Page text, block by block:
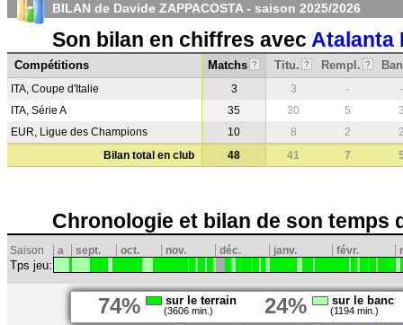
BILAN de Davide ZAPPACOSTA - saison 2025/2026
Son bilan en chiffres avec Atalanta
Compétitions Matchs ? Titu. ? Rempl. ?
ITA, Coupe d'Italie 3 3 -
-
ITA, Série A
35 30 5
EUR, Ligue des Champions
10 8 2
Bilan total en club
48 41 7
Chronologie et bilan de son temps
Saison a sept. oct. nov. déc. janv. févr.
Tps jeu:
74% sur le terrain
(3606 min.) 24% sur le banc
(1194 min.)